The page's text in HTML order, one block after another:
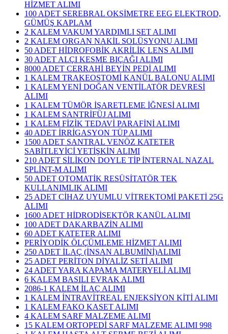
HİZMET ALIMI
100 ADET SEREBRAL OKSİMETRE EEG ELEKTROD,
GÜMÜŞ KAPLAM
2 KALEM VAKUM YARDIMLI SET ALIMI
2 KALEM ORGAN NAKİL SOLÜSYONU ALIMI
50 ADET HİDROFOBİK AKRİLİK LENS ALIMI
30 ADET ALÇI KESME BIÇAĞI ALIMI
8000 ADET CERRAHİ BEYİN PEDİ ALIMI
1 KALEM TRAKEOSTOMİ KANÜL BALONU ALIMI
1 KALEM YENİ DOĞAN VENTİLATÖR DEVRESİ
ALIMI
1 KALEM TÜMÖR İŞARETLEME İĞNESİ ALIMI
1 KALEM SANTRİFÜJ ALIMI
1 KALEM FİZİK TEDAVİ PARAFİNİ ALIMI
40 ADET İRRİGASYON TÜP ALIMI
1500 ADET SANTRAL VENÖZ KATETER
SABİTLEYİCİ YETİŞKİN ALIMI
210 ADET SİLİKON DOYLE TİP İNTERNAL NAZAL
SPLİNT-M ALIMI
50 ADET OTOMATİK RESÜSİTATÖR TEK
KULLANIMLIK ALIMI
25 ADET CİHAZ UYUMLU VİTREKTOMİ PAKETİ 25G
ALIMI
1600 ADET HİDRODİSEKTÖR KANÜL ALIMI
100 ADET DAKARBAZİN ALIMI
60 ADET KATETER ALIMI
PERİYODİK ÖLÇÜMLEME HİZMET ALIMI
250 ADET İLAÇ (İNSAN ALBUMİNİ)ALIMI
25 ADET PERİTON DİYALİZ SETİ ALIMI
24 ADET YARA KAPAMA MATERYELİ ALIMI
6 KALEM BASILI EVRAK ALIMI
2086-1 KALEM İLAÇ ALIMI
1 KALEM İNTRAVİTREAL ENJEKSİYON KİTİ ALIMI
1 KALEM FAKO KASET ALIMI
4 KALEM SARF MALZEME ALIMI
15 KALEM ORTOPEDİ SARF MALZEME ALIMI 998